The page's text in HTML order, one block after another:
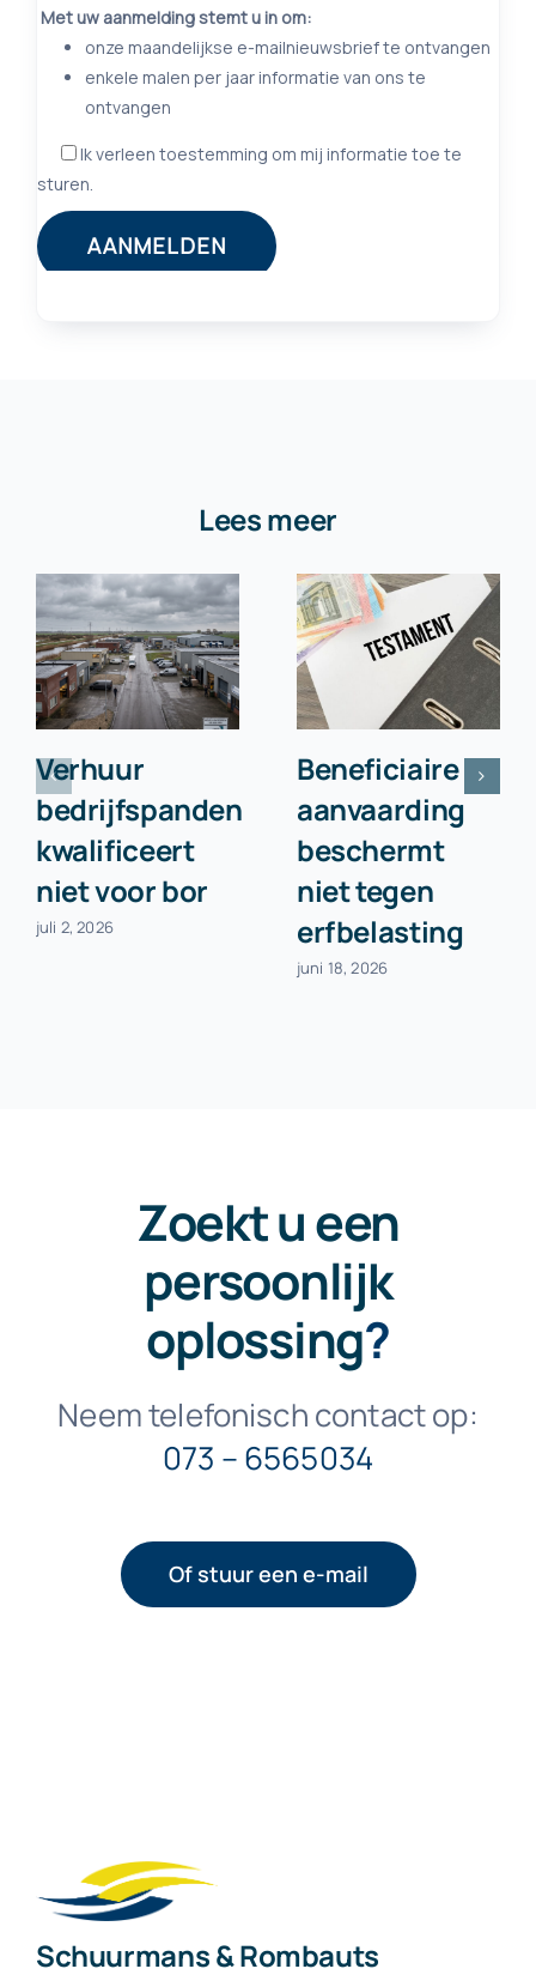
Lees meer
Verhuur
bedrijfspanden
kwalificeert
niet voor bor
juli 2, 2026
Beneficiaire
aanvaarding
beschermt
niet tegen
erfbelasting
juni 18, 2026
Zoekt u een
persoonlijk
oplossing?
Neem telefonisch contact op:
073 – 6565034
Of stuur een e-mail
Schuurmans & Rombauts